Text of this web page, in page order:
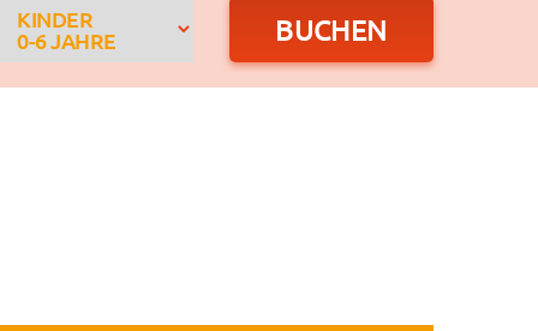
KINDER
0-6 JAHRE